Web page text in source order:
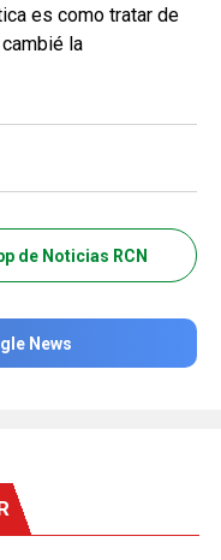
es como tratar de
la
de Noticias RCN
News